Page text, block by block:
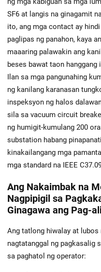
SF6 at langis na ginagamit
ito, ang mga contact ay
paglipas ng panahon, kaya
maaaring palawakin ang
beses bawat taon
Ilan sa mga pangunahing
ng kanilang karanasan
inspeksyon ng halos
sila sa vacuum circuit
ng humigit-kumulang 200
substation habang
kinakailangang mga
mga standard na IEEE
Ang Nakaimbak na
Nagpipigil sa
Ginagawa ang Pag-
Ang tatlong hiwalay at
nagtatanggal ng pagkasalig
sa paghatol ng operator: